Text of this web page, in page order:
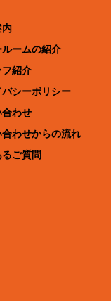
内
ルームの紹介
フ紹介
バシーポリシー
合わせ
合わせからの流れ
るご質問